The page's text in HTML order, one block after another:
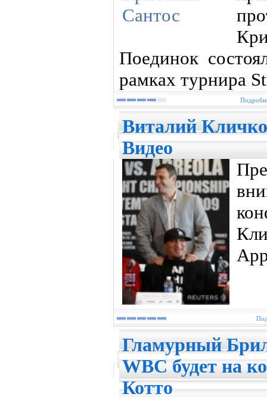
Поединок
рамках турнира
Виталий
Видео
Гламурный
WBC будет на
Котто